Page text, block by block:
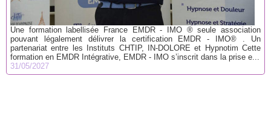
Une formation labellisée France EMDR - IMO ® seule association
pouvant légalement délivrer la certification EMDR - IMO® . Un
partenariat entre les Instituts CHTIP, IN-DOLORE et Hypnotim Cette
formation en EMDR Intégrative, EMDR - IMO s’inscrit dans la prise e...
31/05/2027